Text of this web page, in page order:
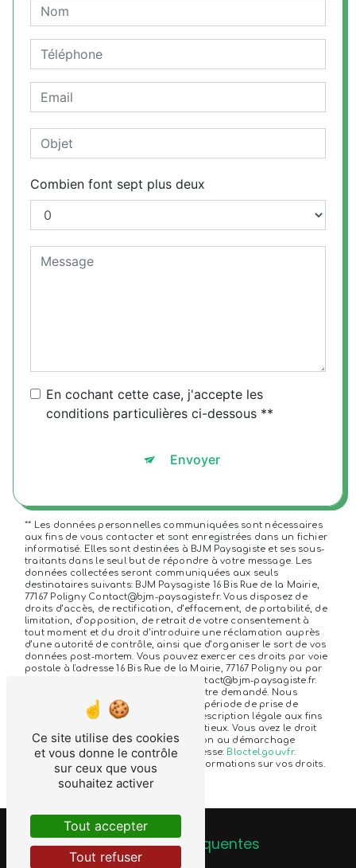
Combien font sept plus deux
En cochant cette case, j'accepte les
conditions particulières ci-dessous **
Envoyer
** Les données personnelles communiquées sont nécessaires
aux fins de vous contacter et sont enregistrées dans un fichier
informatisé. Elles sont destinées à BJM Paysagiste et ses sous-
traitants dans le seul but de répondre à votre message. Les
données collectées seront communiquées aux seuls
destinataires suivants: BJM Paysagiste 16 Bis Rue de la Mairie,
77167 Poligny Contact@bjm-paysagiste.fr. Vous disposez de
droits d’accès, de rectification, d’effacement, de portabilité, de
limitation, d’opposition, de retrait de votre consentement à
tout moment et du droit d’introduire une réclamation auprès
d’une autorité de contrôle, ainsi que d’organiser le sort de vos
données post-mortem. Vous pouvez exercer ces droits par voie
postale à l'adresse 16 Bis Rue de la Mairie, 77167 Poligny ou par
courrier électronique à l'adresse Contact@bjm-paysagiste.fr.
Un justificatif d'identité pourra vous être demandé. Nous
conservons vos données pendant la période de prise de
contact puis pendant la durée de prescription légale aux fins
probatoires et de gestion des contentieux. Vous avez le droit
de vous inscrire sur la liste d'opposition au démarchage
téléphonique, disponible à cette adresse:
Bloctel.gouv.fr.
Consultez le site cnil.fr pour plus d’informations sur vos droits.
Recherches fréquentes
Ce site utilise des cookies
et vous donne le contrôle
sur ceux que vous
souhaitez activer
Tout accepter
Tout refuser